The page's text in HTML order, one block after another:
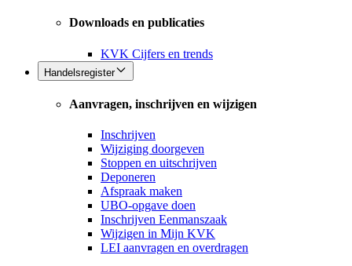
Downloads en publicaties
KVK Cijfers en trends
Handelsregister
Aanvragen, inschrijven en wijzigen
Inschrijven
Wijziging doorgeven
Stoppen en uitschrijven
Deponeren
Afspraak maken
UBO-opgave doen
Inschrijven Eenmanszaak
Wijzigen in Mijn KVK
LEI aanvragen en overdragen